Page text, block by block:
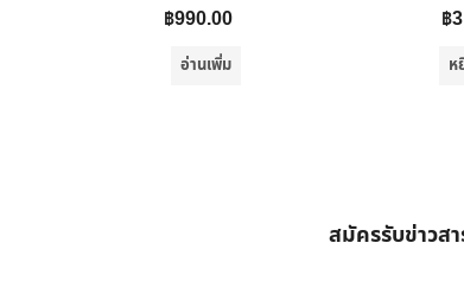
฿990.00
อ่านเพิ่ม
฿
ห
สมัครรับข่าวสา